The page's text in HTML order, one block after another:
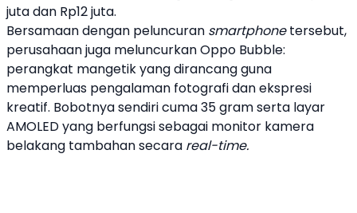
juta dan Rp12 juta.
Bersamaan dengan peluncuran smartphonetersebut,
perusahaan juga meluncurkanOppo Bubble:
perangkat mangetik yang dirancang guna
memperluas pengalaman fotografi dan ekspresi
kreatif. Bobotnya sendiri cuma 35 gram serta layar
AMOLED yang berfungsi sebagai monitor kamera
belakang tambahan secara real-time.